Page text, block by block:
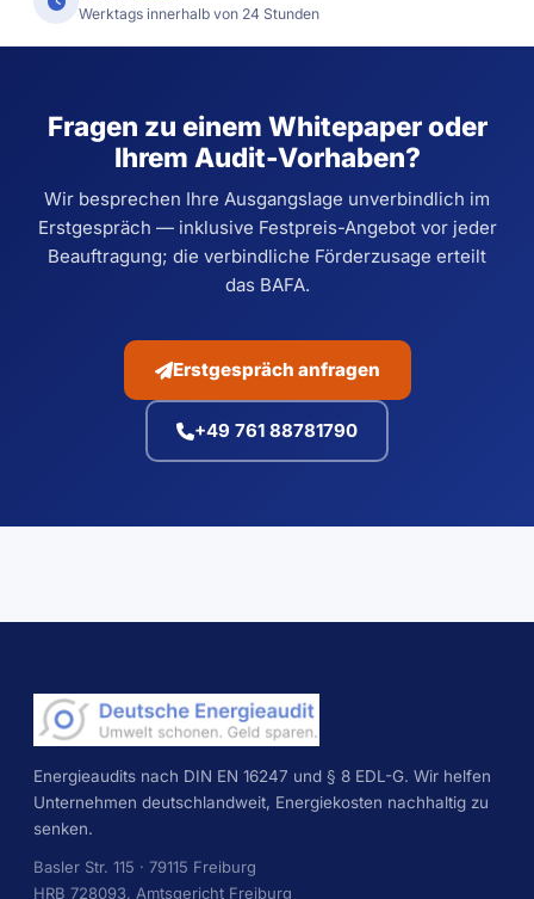
Werktags innerhalb von 24 Stunden
Fragen zu einem Whitepaper oder
Ihrem Audit-Vorhaben?
Wir besprechen Ihre Ausgangslage unverbindlich im
Erstgespräch — inklusive Festpreis-Angebot vor jeder
Beauftragung; die verbindliche Förderzusage erteilt
das BAFA.
Erstgespräch anfragen
+49 761 88781790
Energieaudits nach DIN EN 16247 und § 8 EDL-G. Wir helfen
Unternehmen deutschlandweit, Energiekosten nachhaltig zu
senken.
Basler Str. 115 · 79115 Freiburg
HRB 728093, Amtsgericht Freiburg